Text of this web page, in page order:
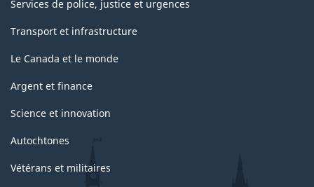
Services de police, justice et urgences
Transport et infrastructure
Le Canada et le monde
Argent et finance
Science et innovation
Autochtones
Vétérans et militaires